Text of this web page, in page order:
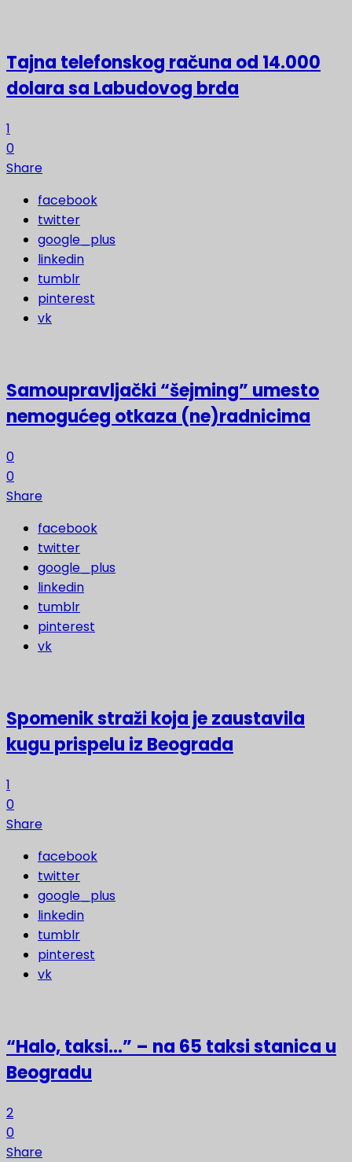
Tajna telefonskog računa od 14.000
dolara sa Labudovog brda
1
0
Share
facebook
twitter
google_plus
linkedin
tumblr
pinterest
vk
Samoupravljački “šejming” umesto
nemogućeg otkaza (ne)radnicima
0
0
Share
facebook
twitter
google_plus
linkedin
tumblr
pinterest
vk
Spomenik straži koja je zaustavila
kugu prispelu iz Beograda
1
0
Share
facebook
twitter
google_plus
linkedin
tumblr
pinterest
vk
“Halo, taksi…” – na 65 taksi stanica u
Beogradu
2
0
Share